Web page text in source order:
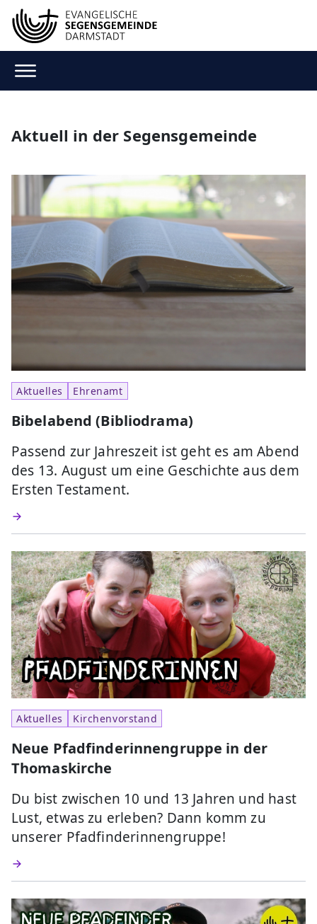
Aktuell in der Segensgemeinde
Aktuelles Ehrenamt
Bibelabend (Bibliodrama)
Passend zur Jahreszeit ist geht es am Abend
des 13. August um eine Geschichte aus dem
Ersten Testament.
Aktuelles Kirchenvorstand
Neue Pfadfinderinnengruppe in der
Thomaskirche
Du bist zwischen 10 und 13 Jahren und hast
Lust, etwas zu erleben? Dann komm zu
unserer Pfadfinderinnengruppe!